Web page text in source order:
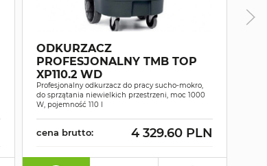
ODKURZACZ
PROFESJONALNY TMB TOP
XP110.2 WD
Profesjonalny odkurzacz do pracy sucho-mokro,
do sprzątania niewielkich przestrzeni, moc 1000
W, pojemność 110 l
cena brutto: 4 329.60 PLN